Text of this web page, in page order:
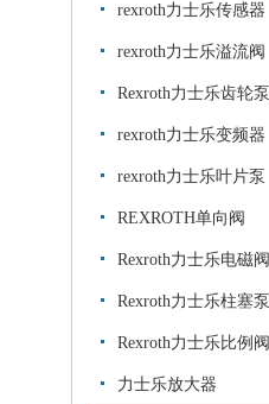
rexroth力士乐传感器
rexroth力士乐溢流阀
Rexroth力士乐齿轮泵
rexroth力士乐变频器
rexroth力士乐叶片泵
REXROTH单向阀
Rexroth力士乐电磁阀
Rexroth力士乐柱塞泵
Rexroth力士乐比例阀
力士乐放大器